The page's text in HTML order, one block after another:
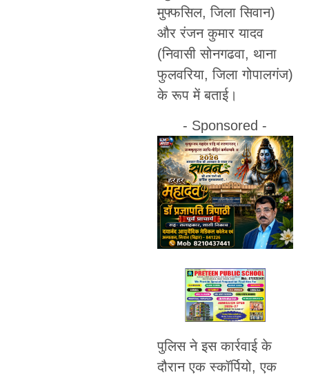
मुफ्फसिल, जिला सिवान)
और रंजन कुमार यादव
(निवासी सोनगढवा, थाना
फुलवरिया, जिला गोपालगंज)
के रूप में बताई।
- Sponsored -
पुलिस ने इस कार्रवाई के
दौरान एक स्कॉर्पियो, एक